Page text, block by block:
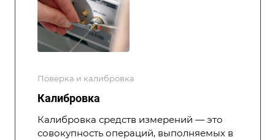
Поверка и калибровка
Калибровка
Калибровка средств измерений — это
совокупность операций, выполняемых в